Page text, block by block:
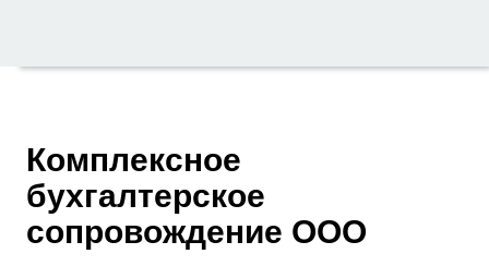
Комплексное
бухгалтерское
сопровождение ООО